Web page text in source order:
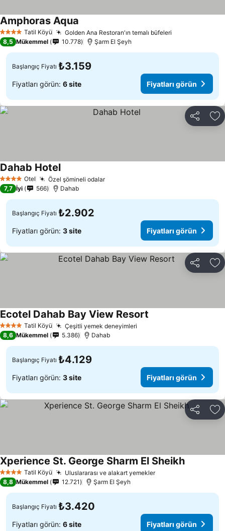
4 Yıldız Tatil Köyü Golden Ana Restoran'ın temalı büfeleri
Amphoras Aqua
8,5 Mükemmel 10.778 Şarm El Şeyh
Başlangıç Fiyatı ₺3.159
Fiyatları görün: 6 site Fiyatları görün
Paylaş
4 Yıldız Otel Özel şömineli odalar
Dahab Hotel
7,7 İyi 566 Dahab
Başlangıç Fiyatı ₺2.902
Fiyatları görün: 3 site Fiyatları görün
Paylaş
4 Yıldız Tatil Köyü Çeşitli yemek deneyimleri
Ecotel Dahab Bay View Resort
8,6 Mükemmel 5.386 Dahab
Başlangıç Fiyatı ₺4.129
Fiyatları görün: 3 site Fiyatları görün
Paylaş
4 Yıldız Tatil Köyü Uluslararası ve alakart yemekler
Xperience St. George Sharm El Sheikh
8,8 Mükemmel 12.721 Şarm El Şeyh
Başlangıç Fiyatı ₺3.420
Fiyatları görün: 6 site Fiyatları görün